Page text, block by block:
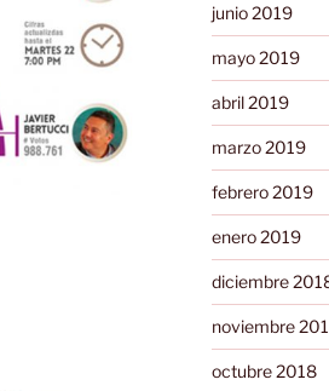
junio 2019
mayo 2019
abril 2019
marzo 2019
febrero 2019
enero 2019
diciembre
noviembre
octubre 2018